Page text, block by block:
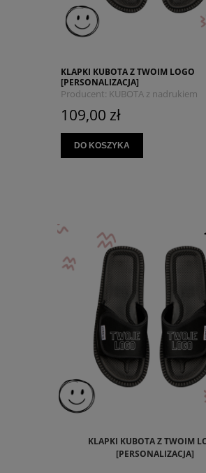
KLAPKI KUBOTA Z TWOIM LOGO
[PERSONALIZACJA]
Producent: KUBOTA z nadrukiem
109,00 zł
DO KOSZYKA
KLAPKI KUBOTA Z TWOIM
[PERSONALIZACJA]